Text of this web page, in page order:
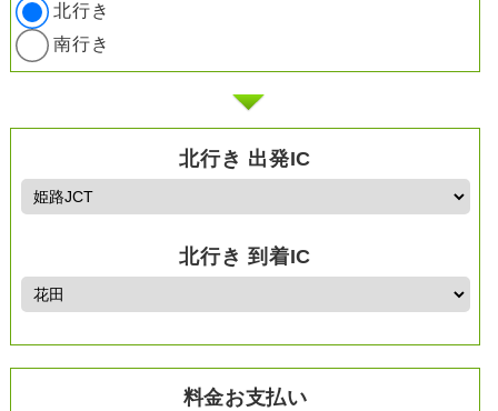
北行き
南行き
北行き 出発IC
北行き 到着IC
料金お支払い